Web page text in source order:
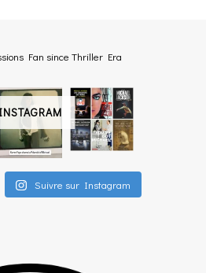
INSTAGRAM
Fan since Thriller Era
Suivre sur Instagram